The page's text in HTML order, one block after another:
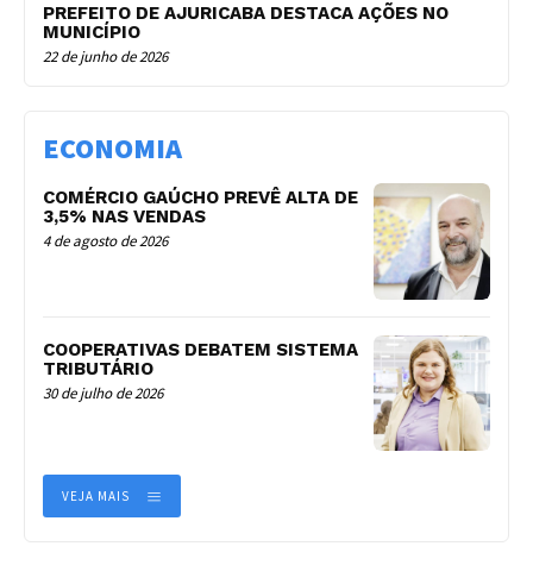
PREFEITO DE AJURICABA DESTACA AÇÕES NO
MUNICÍPIO
22 de junho de 2026
ECONOMIA
COMÉRCIO GAÚCHO PREVÊ ALTA DE
3,5% NAS VENDAS
4 de agosto de 2026
COOPERATIVAS DEBATEM SISTEMA
TRIBUTÁRIO
30 de julho de 2026
VEJA MAIS